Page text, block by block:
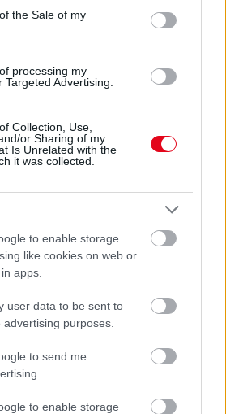
the Sale of my
processing my
Advertising.
Collection, Use,
or Sharing of my
Is Unrelated with the
it was collected.
to enable storage
like cookies on web or
apps.
user data to be sent to
purposes.
to send me
to enable storage
többé nem leszel
dolgokat vegyél meg